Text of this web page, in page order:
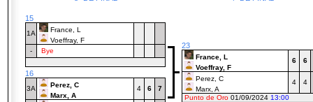
15
1A
France, L
Voeffray, F
-
Bye
23
France, L
Voeffray, F
6 6
Perez, C
Marx, A
4
4
Punto de Oro 01/09/2024 13:00
16
3A
Perez, C
Marx, A
4 6 7